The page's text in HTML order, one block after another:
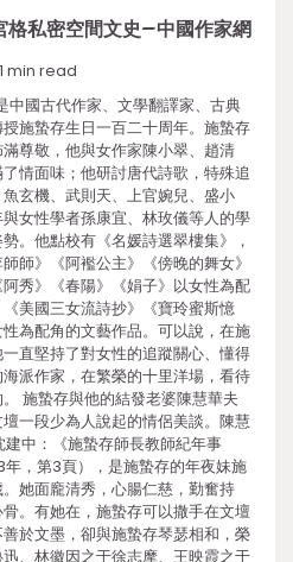
私密空間文史–中國作家網
1 min read
國古代作家、文學翻譯家、古典
施蟄存生日一百二十周年。施蟄存
尊敬，他與女作家陳小翠、趙清
情面味；他研討唐代詩歌，特殊追
玄機、武則天、上官婉兒、盛小
女性學者孫康宜、林玫儀等人的學
。他點校有《名媛詩選翠樓集》，
師》《阿襤公主》《傍晚的舞女》
秀》《春陽》《娟子》以女性為配
美國三女流詩抄》《寶玲蜜斯憶
為配角的文藝作品。可以說，在施
直堅持了對女性的追蹤關心、懂得
派作家，在繁榮的十里洋場，看待
施蟄存與他的結發老婆陳慧華夫
一段少為人說起的情侶美談。陳慧
中：《施蟄存師長教師紀年事
，第3頁），是施蟄存的年夜妹施
她面龐清秀，心腸仁慈，勤奮持
。有她在，施蟄存可以撒手在文壇
於文墨，卻與施蟄存琴瑟相和，榮
、林徽因之于徐志摩、王映霞之于